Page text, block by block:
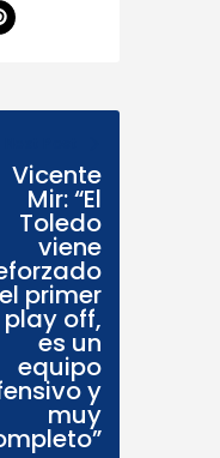
Vicente
Mir: “El
Toledo
viene
primer
play off,
es un
equipo
y
muy